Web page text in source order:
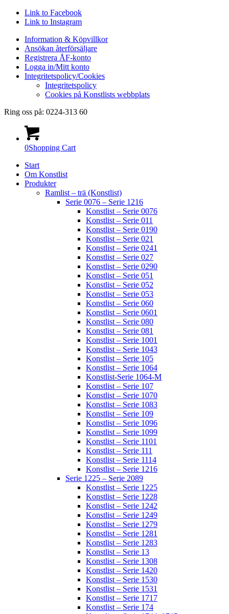
Link to Facebook
Link to Instagram
Information & Köpvillkor
Ansökan återförsäljare
Registrera ÅF-konto
Logga in/Mitt konto
Integritetspolicy/Cookies
Integritetspolicy
Cookies på Konstlists webbplats
Ring oss på: 0224-313 60
0Shopping Cart
Start
Om Konstlist
Produkter
Ramlist – trä (Konstlist)
Serie 0076 – Serie 1216
Konstlist – Serie 0076
Konstlist – Serie 011
Konstlist – Serie 0190
Konstlist – Serie 021
Konstlist – Serie 0241
Konstlist – Serie 027
Konstlist – Serie 0290
Konstlist – Serie 051
Konstlist – Serie 052
Konstlist – Serie 053
Konstlist – Serie 060
Konstlist – Serie 0601
Konstlist – Serie 080
Konstlist – Serie 081
Konstlist – Serie 1001
Konstlist – Serie 1043
Konstlist – Serie 105
Konstlist – Serie 1064
Konstlist-Serie 1064-M
Konstlist – Serie 107
Konstlist – Serie 1070
Konstlist – Serie 1083
Konstlist – Serie 109
Konstlist – Serie 1096
Konstlist – Serie 1099
Konstlist – Serie 1101
Konstlist – Serie 111
Konstlist – Serie 1114
Konstlist – Serie 1216
Serie 1225 – Serie 2089
Konstlist – Serie 1225
Konstlist – Serie 1228
Konstlist – Serie 1242
Konstlist – Serie 1249
Konstlist – Serie 1279
Konstlist – Serie 1281
Konstlist – Serie 1283
Konstlist – Serie 13
Konstlist – Serie 1308
Konstlist – Serie 1420
Konstlist – Serie 1530
Konstlist – Serie 1531
Konstlist – Serie 1717
Konstlist – Serie 174